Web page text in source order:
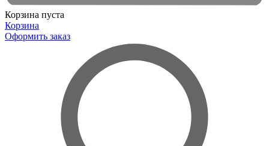
Корзина пуста
Корзина
Оформить заказ